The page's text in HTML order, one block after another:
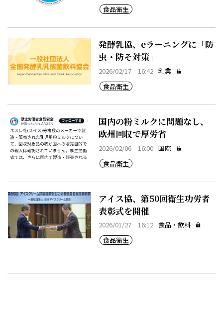
食品衛生
発酵乳協、eラーニングに「防
虫・防そ対策」
2026/02/17 16:42 乳業
食品衛生
国内の粉ミルクに問題なし、
欧州回収で厚労省
2026/02/06 16:00 国際
食品衛生
アイス協、第50回衛生功労者
表彰式を開催
2026/01/27 16:12 食品・飲料
食品衛生